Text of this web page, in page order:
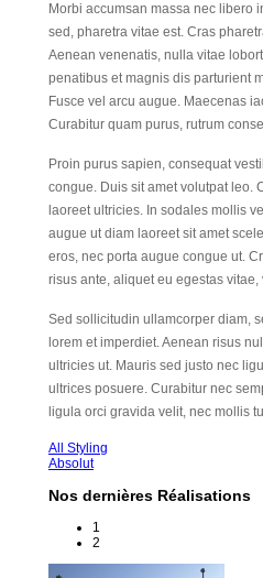
Morbi accumsan massa nec libero
sed, pharetra vitae est. Cras
Aenean venenatis, nulla vitae
penatibus et magnis dis parturient
Fusce vel arcu augue. Maecenas
Curabitur quam purus, rutrum
Proin purus sapien, consequat
congue. Duis sit amet volutpat leo.
laoreet ultricies. In sodales mollis
augue ut diam laoreet sit amet
eros, nec porta augue congue ut.
risus ante, aliquet eu egestas
Sed sollicitudin ullamcorper diam,
lorem et imperdiet. Aenean risus
ultricies ut. Mauris sed justo nec
ultrices posuere. Curabitur nec
ligula orci gravida velit, nec mollis
All Styling
Absolut
Nos dernières Réalisations
1
2